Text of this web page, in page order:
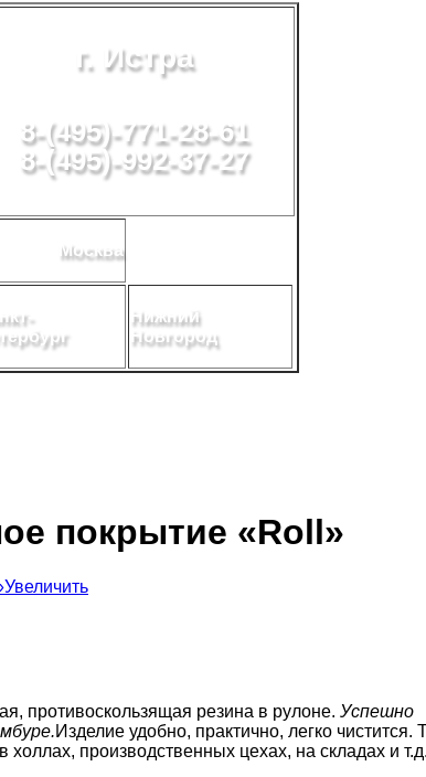
г. Истра
8-(495)-771-28-61
8-(495)-992-37-27
Москва
Нижний
Новгород
покрытие «Roll»
Увеличить
противоскользящая резина в рулоне. Успешно
Изделие удобно, практично, легко чистится.
холлах, производственных цехах, на складах и т.д.